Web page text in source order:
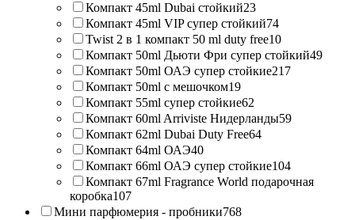
Компакт 45ml Dubai стойкий23
Компакт 45ml VIP супер стойкий74
Twist 2 в 1 компакт 50 ml duty free10
Компакт 50ml Дьюти Фри супер стойкий49
Компакт 50ml ОАЭ супер стойкие217
Компакт 50ml с мешочком19
Компакт 55ml супер стойкие62
Компакт 60ml Arriviste Нидерланды59
Компакт 62ml Dubai Duty Free64
Компакт 64ml ОАЭ40
Компакт 66ml ОАЭ супер стойкие104
Компакт 67ml Fragrance World подарочная
коробка107
Мини парфюмерия - пробники768